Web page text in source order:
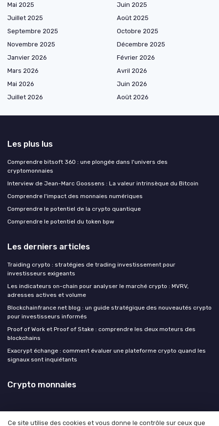
Mai 2025
Juin 2025
Juillet 2025
Août 2025
Septembre 2025
Octobre 2025
Novembre 2025
Décembre 2025
Janvier 2026
Février 2026
Mars 2026
Avril 2026
Mai 2026
Juin 2026
Juillet 2026
Août 2026
Les plus lus
Comprendre bitsoft 360 : une plongée dans l'univers des
cryptomonnaies
Interview de Jean-Marc Goossens : La valeur intrinsèque du Bitcoin
Comprendre l'impact des monnaies numériques
Comprendre le potentiel de la crypto quantique
Comprendre le potentiel du token bpw
Les derniers articles
Traiding crypto : stratégies de trading investissement pour
investisseurs exigeants
Les indicateurs on-chain pour analyser le marché crypto : MVRV,
adresses actives et volume
Blockchainfrance net blog : un guide stratégique des nouveautés crypto
pour investisseurs informés
Proof of Work et Proof of Stake : comprendre les deux moteurs des
blockchains
Exacrypt échange : comment évaluer une plateforme crypto quand les
signaux sont inquiétants
Crypto monnaies
Ce site utilise des cookies et vous donne le contrôle sur ceux que